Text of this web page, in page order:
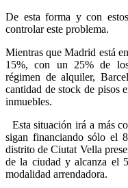
De esta forma y con
controlar este problema.
Mientras que Madrid está
15%, con un 25% de
régimen de alquiler,
cantidad de stock de pisos
inmuebles.
Esta situación irá a más
sigan financiando sólo el
distrito de Ciutat Vella
de la ciudad y alcanza el
modalidad arrendadora.